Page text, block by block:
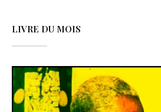
LIVRE DU MOIS